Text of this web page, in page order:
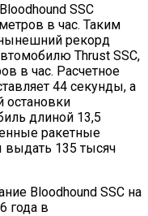
SSC
в час. Таким
рекорд
Thrust SSC,
в час. Расчетное
44 секунды, а
остановки
длиной 13,5
ракетные
выдать 135 тысяч
Bloodhound SSC на
года в